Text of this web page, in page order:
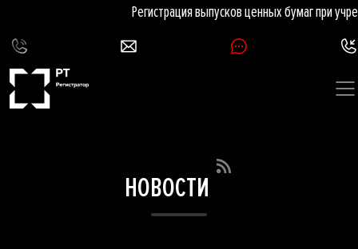
Регистрация выпусков ценных бумаг при
НОВОСТИ